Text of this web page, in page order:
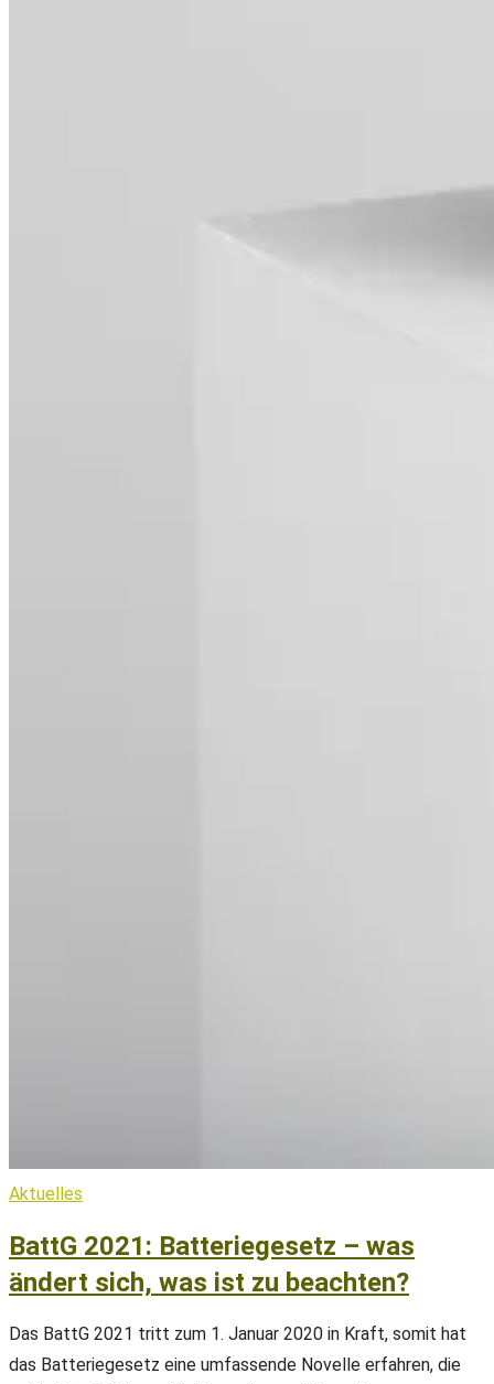
Aktuelles
BattG 2021: Batteriegesetz – was
ändert sich, was ist zu beachten?
Das BattG 2021 tritt zum 1. Januar 2020 in Kraft, somit hat
das Batteriegesetz eine umfassende Novelle erfahren, die